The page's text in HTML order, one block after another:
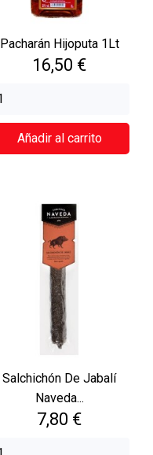
Pacharán Hijoputa 1Lt
Precio
16,50 €
Añadir al carrito
Salchichón De Jabalí
Naveda...
Precio
7,80 €